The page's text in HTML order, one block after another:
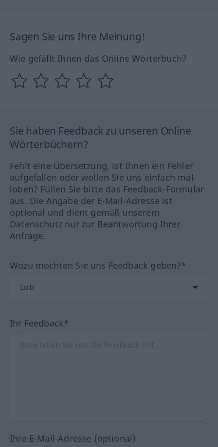
Sagen Sie uns Ihre Meinung!
Wie gefällt Ihnen das Online Wörterbuch?
Sie haben Feedback zu unseren Online
Wörterbüchern?
Fehlt eine Übersetzung, ist Ihnen ein Fehler
aufgefallen oder wollen Sie uns einfach mal
loben? Füllen Sie bitte das Feedback-Formular
aus. Die Angabe der E-Mail-Adresse ist
optional und dient gemäß unserem
Datenschutz nur zur Beantwortung Ihrer
Anfrage.
Wozu möchten Sie uns Feedback geben?*
Ihr Feedback*
Ihre E-Mail-Adresse (optional)